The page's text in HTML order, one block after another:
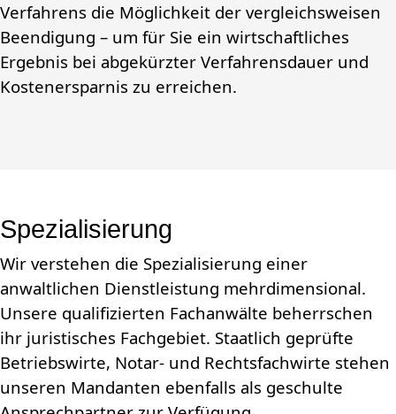
Verfahrens die Möglichkeit der vergleichsweisen
Beendigung – um für Sie ein wirtschaftliches
Ergebnis bei abgekürzter Verfahrensdauer und
Kostenersparnis zu erreichen.
Spezialisierung
Wir verstehen die Spezialisierung einer
anwaltlichen Dienstleistung mehrdimensional.
Unsere qualifizierten Fachanwälte beherrschen
ihr juristisches Fachgebiet. Staatlich geprüfte
Betriebswirte, Notar- und Rechtsfachwirte stehen
unseren Mandanten ebenfalls als geschulte